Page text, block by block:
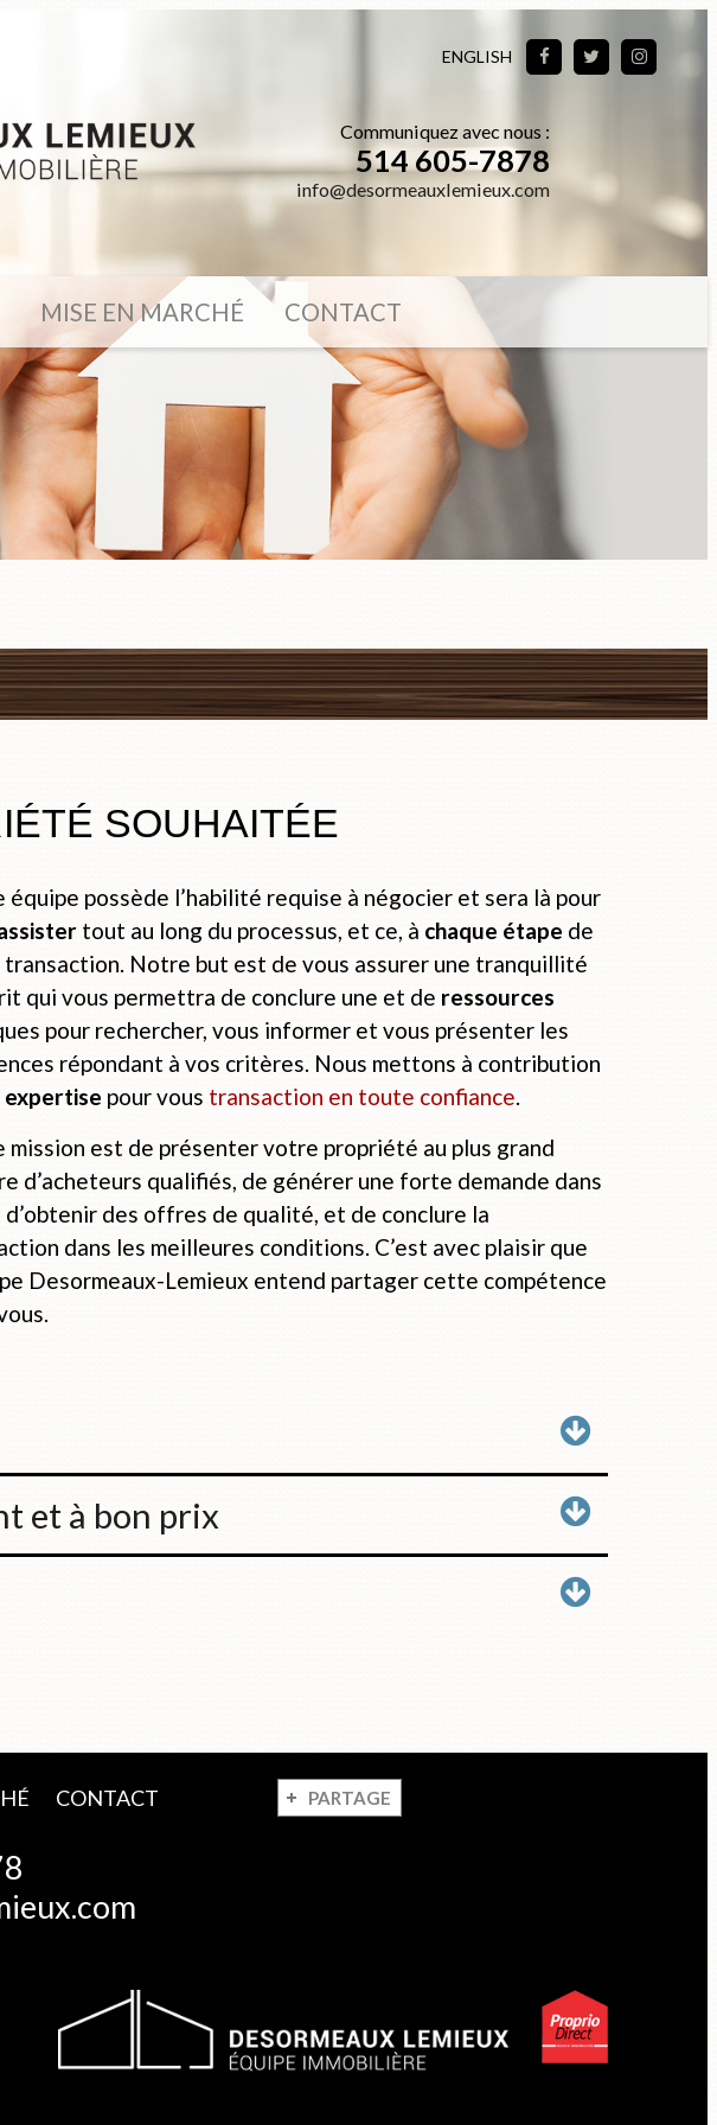
Communiquez avec nous :
514 605-7878
info@desormeauxlemieux.com
ENGLISH
MISE EN MARCHÉ CONTACT
SOUHAITÉE
équipe possède l’habilité requise à négocier et sera là pour
tout au long du processus, et ce, à chaque étape de
Notre but est de vous assurer une tranquillité
qui vous permettra de conclure une et de ressources
pour rechercher, vous informer et vous présenter les
répondant à vos critères. Nous mettons à contribution
expertise pour vous transaction en toute confiance.
mission est de présenter votre propriété au plus grand
d’acheteurs qualifiés, de générer une forte demande dans
d’obtenir des offres de qualité, et de conclure la
dans les meilleures conditions. C’est avec plaisir que
Desormeaux-Lemieux entend partager cette compétence
et à bon prix
PARTAGE
CONTACT